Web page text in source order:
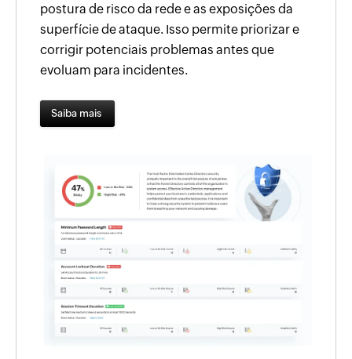
postura de risco da rede e as exposições da
superfície de ataque. Isso permite priorizar e
corrigir potenciais problemas antes que
evoluam para incidentes.
Saiba mais